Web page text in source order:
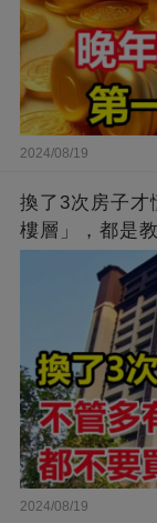
2024/08/19
換了3次房子才
樓層」，都是教
2024/08/19